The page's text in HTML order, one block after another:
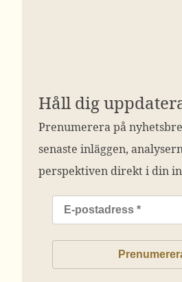
Håll dig
Prenumerera på
senaste inläggen,
perspektiven direkt i din